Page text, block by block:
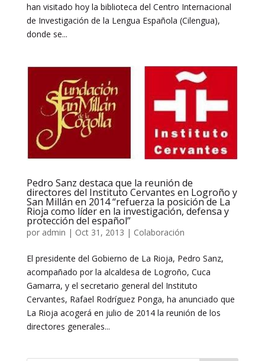
han visitado hoy la biblioteca del Centro Internacional
de Investigación de la Lengua Española (Cilengua),
donde se...
Pedro Sanz destaca que la reunión de
directores del Instituto Cervantes en Logroño y
San Millán en 2014 “refuerza la posición de La
Rioja como líder en la investigación, defensa y
protección del español”
por admin | Oct 31, 2013 | Colaboración
El presidente del Gobierno de La Rioja, Pedro Sanz,
acompañado por la alcaldesa de Logroño, Cuca
Gamarra, y el secretario general del Instituto
Cervantes, Rafael Rodríguez Ponga, ha anunciado que
La Rioja acogerá en julio de 2014 la reunión de los
directores generales...